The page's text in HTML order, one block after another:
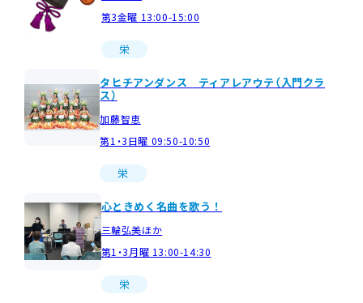
第3金曜 13:00-15:00
栄
タヒチアンダンス ティアレアウテ（入門クラ
ス）
加藤智恵
第1・3日曜 09:50-10:50
栄
心ときめく名曲を歌う！
三輪弘美ほか
第1・3月曜 13:00-14:30
栄